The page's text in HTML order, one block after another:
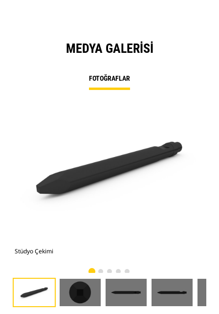
MEDYA GALERISI
FOTOĞRAFLAR
Stüdyo Çekimi